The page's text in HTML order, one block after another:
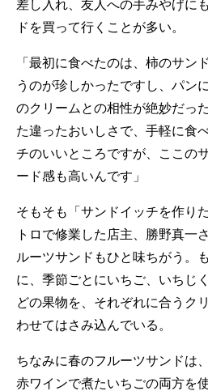
差し入れ、友人への手みやげに
ドを買って行くことが多い。
「最初に食べたのは、柿のサン
うのが珍しかったですし、パン
のクリームとの相性が絶妙だっ
た違ったおいしさで、手軽に食
チのいいところですが、ここの
ード感も高いんです」
そもそも「サンドイッチを作り
トロで修業した店主、勝野真一
ルーツサンドもひと味ちがう。
に、季節ごとにいちご、いちじ
どの果物を、それぞれに合うク
わせてはさみ込んでいる。
ちなみに春のフルーツサンドは
赤ワインで煮たいちごの両方を